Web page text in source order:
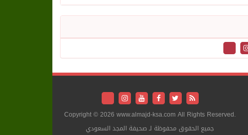
Copyright © 2026 www.almajd-ksa.com All Rights Reserved.
جميع الحقوق محفوظة لـ صحيفة المجد السعودي